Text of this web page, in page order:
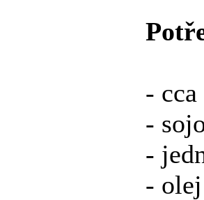
-
-
-
-